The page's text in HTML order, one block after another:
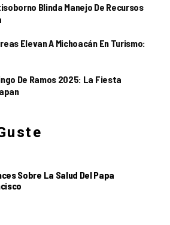
Blinda Manejo De Recursos
Elevan A Michoacán En Turismo:
De Ramos 2025: La Fiesta
Sobre La Salud Del Papa